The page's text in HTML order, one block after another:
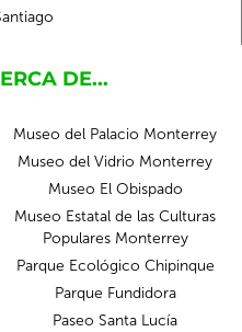
DE...
Museo del Palacio Monterrey
Museo del Vidrio Monterrey
Museo El Obispado
Museo Estatal de las Culturas
Populares Monterrey
Parque Ecológico Chipinque
Parque Fundidora
Paseo Santa Lucía